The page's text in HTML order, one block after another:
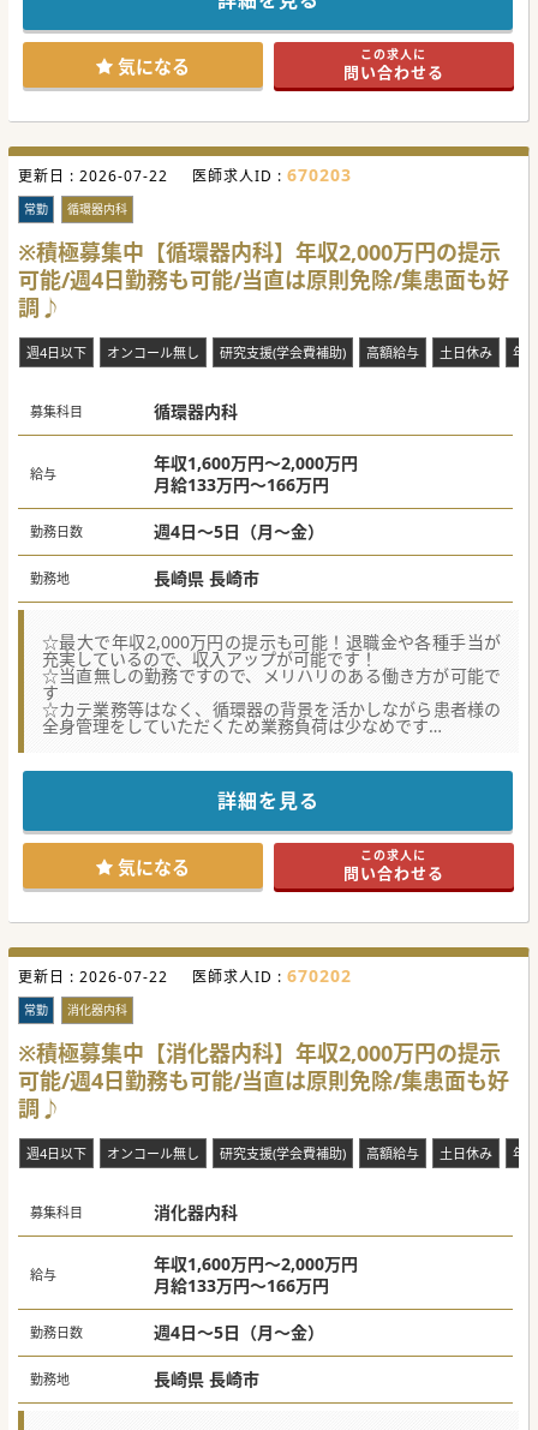
長崎駅からより車で約20分程度のところにあり、長崎市方面
は勿論、諫早市方面からもアクセスしやすい立地です。
院長先生は優しく気さくな先生で、おのずと院内の雰囲気は
明るく人間関係も良いため働きやすい環境と思います。
少しでもご興味がございましたら、お気軽にお問合せくださ
い。
#秋入職可
気になる この求人に
問い合わせる
更新日 : 2026-07-22 医師求人ID : 670203
常勤 循環器内科
※積極募集中【循環器内科】年収2,000万円の提示
可能/週4日勤務も可能/当直は原則免除/集患面も好
調♪
週4日以下 オンコール無し 研究支援(学会費補助) 高額給与 土日休み 年
募集科目 循環器内科
給与
年収1,600万円～2,000万円
月給133万円～166万円
勤務日数 週4日～5日（月～金）
勤務地 長崎県 長崎市
☆最大で年収2,000万円の提示も可能！退職金や各種手当が
充実しているので、収入アップが可能です！
☆当直無しの勤務ですので、メリハリのある働き方が可能で
す
☆カテ業務等はなく、循環器の背景を活かしながら患者様の
全身管理をしていただくため業務負荷は少なめです
長崎市にある急性期から慢性期や予防・在宅医療分野にも取
り組んでいる病院です。
長崎駅からより車で約20分程度のところにあり、長崎市方面
は勿論、諫早市方面からもアクセスしやすい立地です。
院長先生は優しく気さくな先生で、おのずと院内の雰囲気は
明るく人間関係も良いため働きやすい環境と思います。
少しでもご興味がございましたら、お気軽にお問合せくださ
い。
#秋入職可
詳細を見る
気になる この求人に
問い合わせる
更新日 : 2026-07-22 医師求人ID : 670202
常勤 消化器内科
※積極募集中【消化器内科】年収2,000万円の提示
可能/週4日勤務も可能/当直は原則免除/集患面も好
調♪
週4日以下 オンコール無し 研究支援(学会費補助) 高額給与 土日休み 年
募集科目 消化器内科
給与
年収1,600万円～2,000万円
月給133万円～166万円
勤務日数 週4日～5日（月～金）
勤務地 長崎県 長崎市